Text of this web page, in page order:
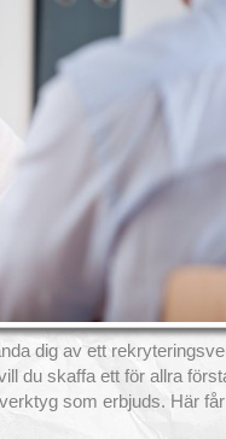
dig av ett
du skaffa ett för allra
som erbjuds. Här